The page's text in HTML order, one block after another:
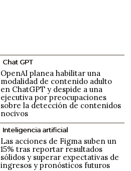
Chat GPT
OpenAI planea habilitar una
modalidad de contenido adulto
en ChatGPT y despide a una
ejecutiva por preocupaciones
sobre la detección de contenidos
nocivos
Inteligencia artificial
Las acciones de Figma suben un
15% tras reportar resultados
sólidos y superar expectativas de
ingresos y pronósticos futuros